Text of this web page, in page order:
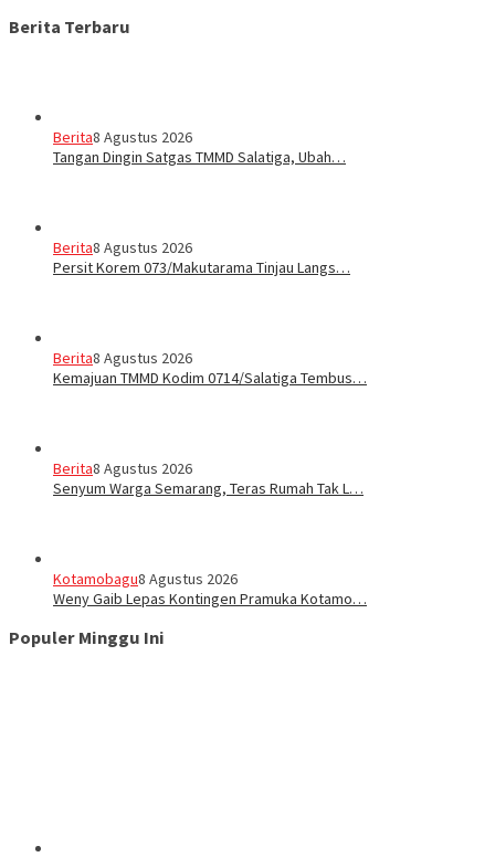
Berita Terbaru
Berita8 Agustus 2026
Tangan Dingin Satgas TMMD Salatiga, Ubah…
Berita8 Agustus 2026
Persit Korem 073/Makutarama Tinjau Langs…
Berita8 Agustus 2026
Kemajuan TMMD Kodim 0714/Salatiga Tembus…
Berita8 Agustus 2026
Senyum Warga Semarang, Teras Rumah Tak L…
Kotamobagu8 Agustus 2026
Weny Gaib Lepas Kontingen Pramuka Kotamo…
Populer Minggu Ini